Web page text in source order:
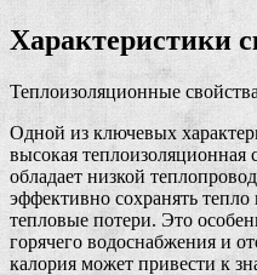
Характеристики
Теплоизоляционные свойства
Одной из ключевых
высокая теплоизоляционная
обладает низкой
эффективно сохранять
тепловые потери. Это
горячего водоснабжения и
калория может привести к